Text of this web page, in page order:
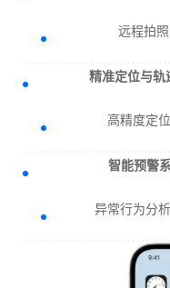
远程拍
精准定位与
高精度定
智能预警
异常行为分